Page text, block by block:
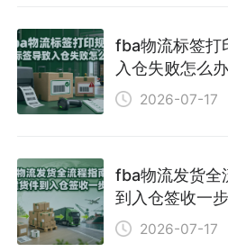
fba物流标签打
入仓失败怎么
2026-07-17
fba物流发货全
到入仓签收一
2026-07-17